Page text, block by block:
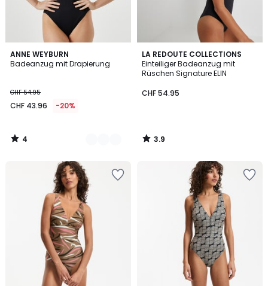
ANNE WEYBURN
Badeanzug mit Drapierung
CHF 54.95
CHF 43.96 -20%
4
/
3
Farben
4
/
LA REDOUTE COLLECTIONS
Einteiliger Badeanzug mit
Rüschen Signature ELIN
CHF 54.95
3.9
/ 5
3.9
/